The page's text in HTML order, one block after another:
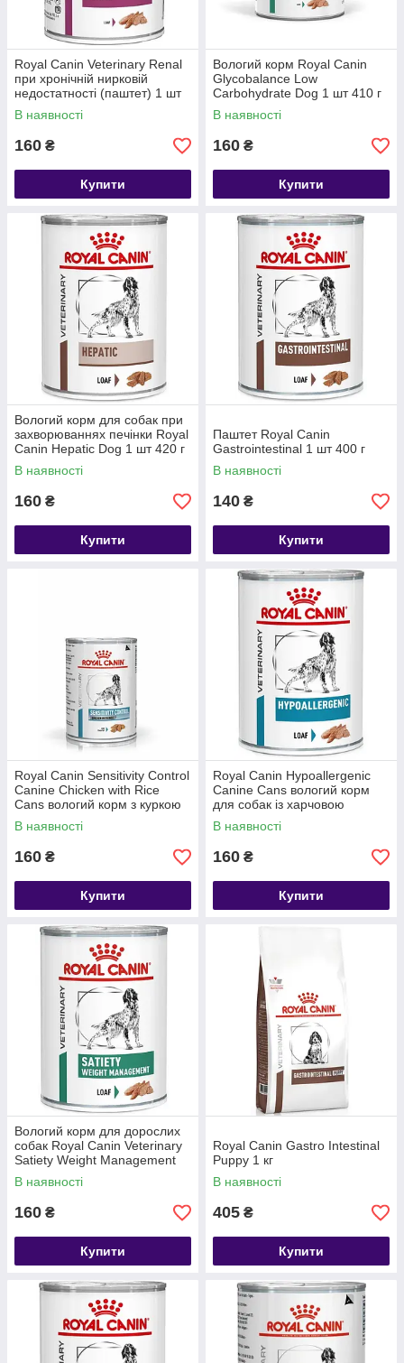
Royal Canin Veterinary Renal
при хронічній нирковій
недостатності (паштет) 1 шт
410 г
В наявності
160 ₴
Купити
Вологий корм Royal Canin
Glycobalance Low
Carbohydrate Dog 1 шт 410 г
В наявності
160 ₴
Купити
Вологий корм для собак при
захворюваннях печінки Royal
Canin Hepatic Dog 1 шт 420 г
В наявності
160 ₴
Купити
Паштет Royal Canin
Gastrointestinal 1 шт 400 г
В наявності
140 ₴
Купити
Royal Canin Sensitivity Control
Canine Chicken with Rice
Cans вологий корм з куркою
для собак з харчовою
алергією 1 шт 410 гр
В наявності
160 ₴
Купити
Royal Canin Hypoallergenic
Canine Cans вологий корм
для собак із харчовою
алергією 1 шт 400 гр
В наявності
160 ₴
Купити
Вологий корм для дорослих
собак Royal Canin Veterinary
Satiety Weight Management
Canine Cans 1 шт 410 г
В наявності
160 ₴
Купити
Royal Canin Gastro Intestinal
Puppy 1 кг
В наявності
405 ₴
Купити